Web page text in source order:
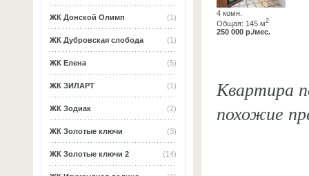
(1)
ЖК Донской Олимп
(1)
ЖК Дубровская слобода
(5)
ЖК Елена
(1)
ЖК ЗИЛАРТ
(2)
ЖК Зодиак
(3)
ЖК Золотые ключи
(14)
ЖК Золотые ключи 2
4 комн.
Общая: 145 м2
250 000 р./мес.
Квартира
похожие